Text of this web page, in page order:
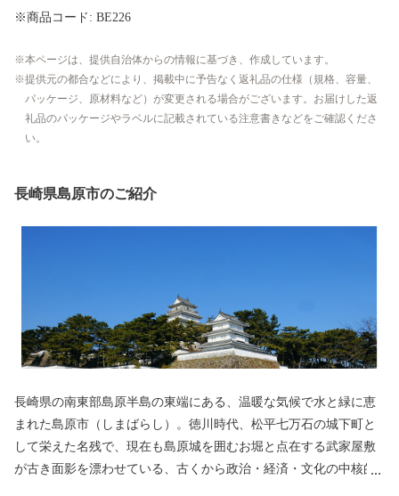
※商品コード: BE226
本ページは、提供自治体からの情報に基づき、作成しています。
提供元の都合などにより、掲載中に予告なく返礼品の仕様（規格、容量、
パッケージ、原材料など）が変更される場合がございます。お届けした返
礼品のパッケージやラベルに記載されている注意書きなどをご確認くださ
い。
長崎県島原市のご紹介
長崎県の南東部島原半島の東端にある、温暖な気候で水と緑に恵
まれた島原市（しまばらし）。徳川時代、松平七万石の城下町と
して栄えた名残で、現在も島原城を囲むお堀と点在する武家屋敷
が古き面影を漂わせている、古くから政治・経済・文化の中核的